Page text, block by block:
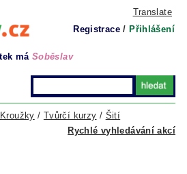
Translate
Registrace / Přihlášení
má Soběslav
Rychlé vyhledávání akcí
Kroužky / Tvůrčí kurzy / Šití